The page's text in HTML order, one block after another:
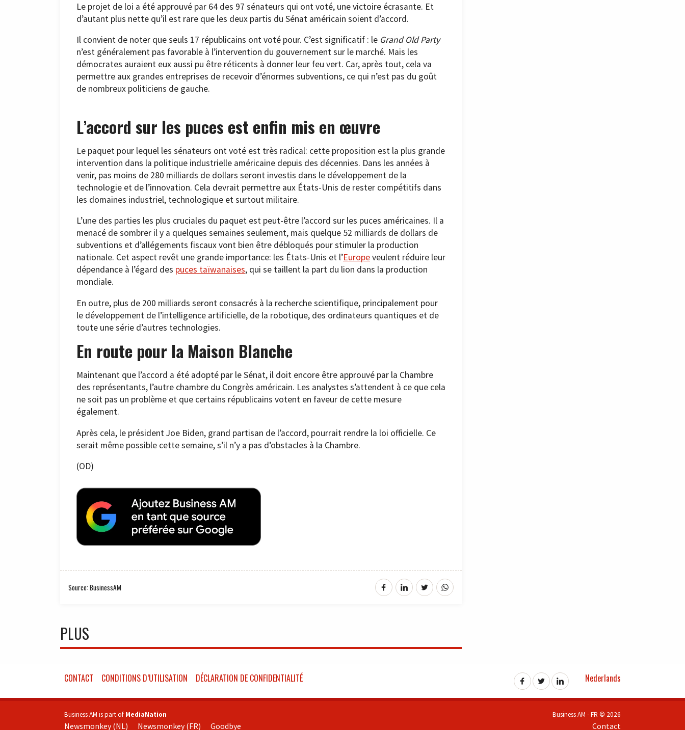
Le projet de loi a été approuvé par 64 des 97 sénateurs qui ont voté, une victoire écrasante. Et
d’autant plus nette qu’il est rare que les deux partis du Sénat américain soient d’accord.
Il convient de noter que seuls 17 républicains ont voté pour. C’est significatif : le Grand Old Party
n’est généralement pas favorable à l’intervention du gouvernement sur le marché. Mais les
démocrates auraient eux aussi pu être réticents à donner leur feu vert. Car, après tout, cela va
permettre aux grandes entreprises de recevoir d’énormes subventions, ce qui n’est pas du goût
de nombreux politiciens de gauche.
L’accord sur les puces est enfin mis en œuvre
Le paquet pour lequel les sénateurs ont voté est très radical: cette proposition est la plus grande
intervention dans la politique industrielle américaine depuis des décennies. Dans les années à
venir, pas moins de 280 milliards de dollars seront investis dans le développement de la
technologie et de l’innovation. Cela devrait permettre aux États-Unis de rester compétitifs dans
les domaines industriel, technologique et surtout militaire.
L’une des parties les plus cruciales du paquet est peut-être l’accord sur les puces américaines. Il a
menacé de sombrer il y a quelques semaines seulement, mais quelque 52 milliards de dollars de
subventions et d’allégements fiscaux vont bien être débloqués pour stimuler la production
nationale. Cet aspect revêt une grande importance: les États-Unis et l’Europeveulent réduire leur
dépendance à l’égard des puces taïwanaises, qui se taillent la part du lion dans la production
mondiale.
En outre, plus de 200 milliards seront consacrés à la recherche scientifique, principalement pour
le développement de l’intelligence artificielle, de la robotique, des ordinateurs quantiques et de
toute une série d’autres technologies.
En route pour la Maison Blanche
Maintenant que l’accord a été adopté par le Sénat, il doit encore être approuvé par la Chambre
des représentants, l’autre chambre du Congrès américain. Les analystes s’attendent à ce que cela
ne soit pas un problème et que certains républicains votent en faveur de cette mesure
également.
Après cela, le président Joe Biden, grand partisan de l’accord, pourrait rendre la loi officielle. Ce
serait même possible cette semaine, s’il n’y a pas d’obstacles à la Chambre.
(OD)
Source: BusinessAM
PLUS
CONTACT CONDITIONS D’UTILISATION DÉCLARATION DE CONFIDENTIALITÉ Nederlands
Business AM is part of MediaNation
Newsmonkey (NL) Newsmonkey (FR) Goodbye
Business AM - FR © 2026
Contact